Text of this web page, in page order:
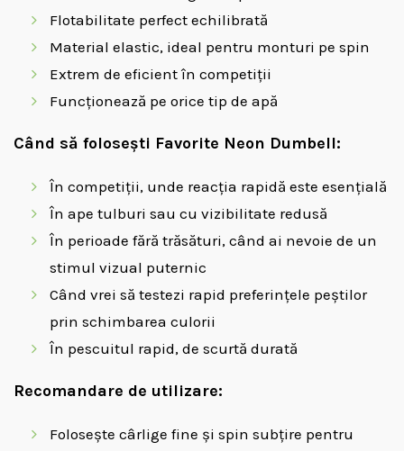
Flotabilitate perfect echilibrată
Material elastic, ideal pentru monturi pe spin
Extrem de eficient în competiții
Funcționează pe orice tip de apă
Când să folosești Favorite Neon Dumbell:
În competiții, unde reacția rapidă este esențială
În ape tulburi sau cu vizibilitate redusă
În perioade fără trăsături, când ai nevoie de un
stimul vizual puternic
Când vrei să testezi rapid preferințele peștilor
prin schimbarea culorii
În pescuitul rapid, de scurtă durată
Recomandare de utilizare:
Folosește cârlige fine și spin subțire pentru